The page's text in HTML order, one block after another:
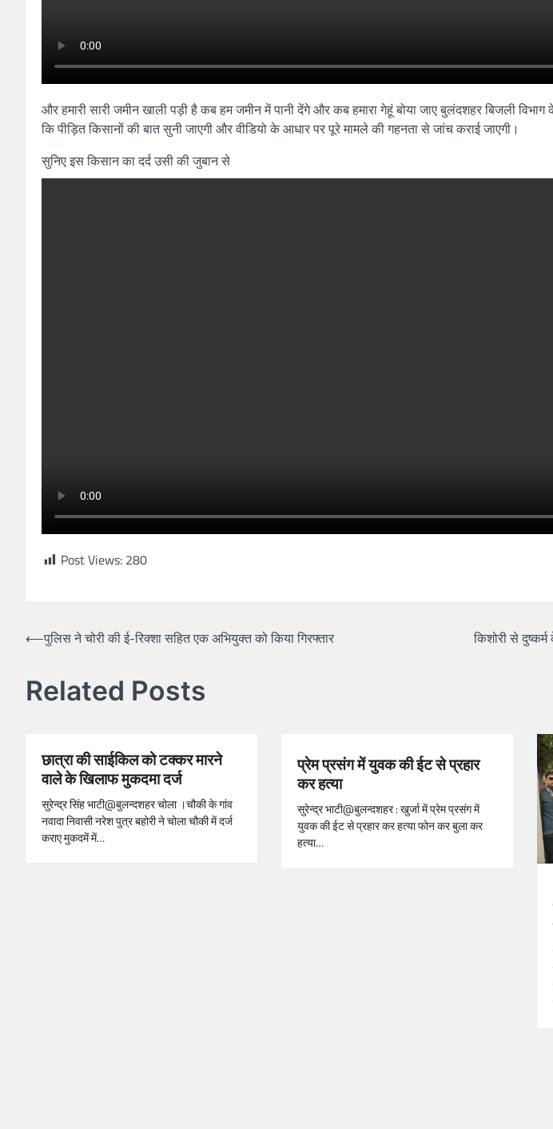
और हमारी सारी जमीन खाली पड़ी है कब हम जमीन में पानी देंगे और कब हमारा गेहूं बोया जाए बुलंदशहर बिजली
कि पीड़ित किसानों की बात सुनी जाएगी और वीडियो के आधार पर पूरे मामले की गहनता से जांच कराई जाएगी।
सुनिए इस किसान का दर्द उसी की जुबान से
Post Views: 280
⟵पुलिस ने चोरी की ई-रिक्शा सहित एक अभियुक्त को किया गिरफ्तार किशोरी से
Related Posts
छात्रा की साईकिल को टक्कर मारने
वाले के खिलाफ मुकदमा दर्ज
सुरेन्द्र सिंह भाटी@बुलन्दशहर चोला ।चौकी के गांव
नवादा निवासी नरेश पुत्र बहोरी ने चोला चौकी में दर्ज
कराए मुकदमें में…
प्रेम प्रसंग में युवक की ईट से प्रहार
कर हत्या
सुरेन्द्र भाटी@बुलन्दशहर : खुर्जा में प्रेम प्रसंग में
युवक की ईट से प्रहार कर हत्या फोन कर बुला कर
हत्या…